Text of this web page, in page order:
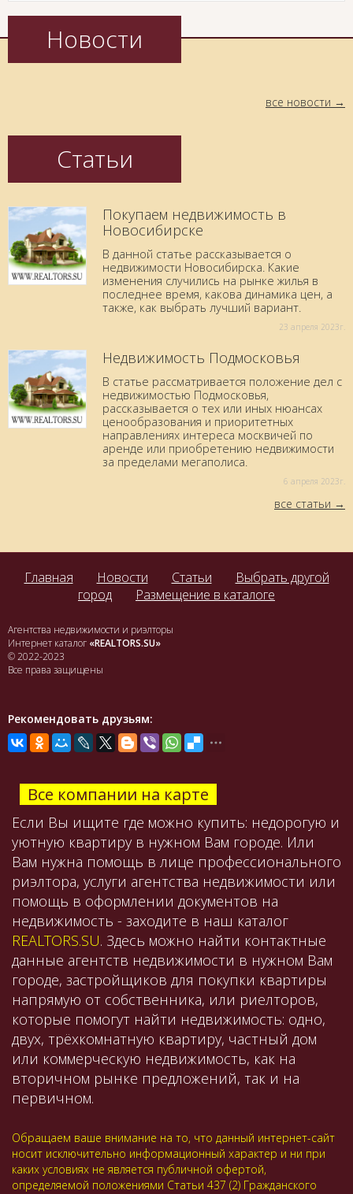
Новости
все новости
Статьи
Покупаем недвижимость в
Новосибирске
В данной статье рассказывается о
недвижимости Новосибирска. Какие
изменения случились на рынке жилья в
последнее время, какова динамика цен, а
также, как выбрать лучший вариант.
23 aпреля 2023г.
Недвижимость Подмосковья
В статье рассматривается положение дел с
недвижимостью Подмосковья,
рассказывается о тех или иных нюансах
ценообразования и приоритетных
направлениях интереса москвичей по
аренде или приобретению недвижимости
за пределами мегаполиса.
6 aпреля 2023г.
все статьи
Главная Новости Статьи
Выбрать другой
город
Размещение в каталоге
Агентства недвижимости и риэлторы
Интернет каталог «REALTORS.SU»
© 2022-2023
Все права защищены
Рекомендовать друзьям:
Все компании на карте
Если Вы ищите где можно купить: недорогую и
уютную квартиру в нужном Вам городе. Или
Вам нужна помощь в лице профессионального
риэлтора, услуги агентства недвижимости или
помощь в оформлении документов на
недвижимость - заходите в наш каталог
REALTORS.SU. Здесь можно найти контактные
данные агентств недвижимости в нужном Вам
городе, застройщиков для покупки квартиры
напрямую от собственника, или риелторов,
которые помогут найти недвижимость: одно,
двух, трёхкомнатную квартиру, частный дом
или коммерческую недвижимость, как на
вторичном рынке предложений, так и на
первичном.
Обращаем ваше внимание на то, что данный интернет-сайт
носит исключительно информационный характер и ни при
каких условиях не является публичной офертой,
определяемой положениями Статьи 437 (2) Гражданского